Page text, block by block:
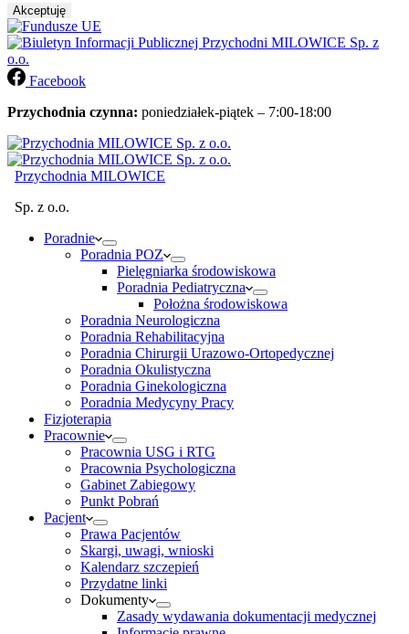
Akceptuję
Facebook
Przychodnia czynna: poniedziałek-piątek – 7:00-18:00
Przychodnia MILOWICE
Sp. z o.o.
Poradnie
Poradnia POZ
Pielęgniarka środowiskowa
Poradnia Pediatryczna
Położna środowiskowa
Poradnia Neurologiczna
Poradnia Rehabilitacyjna
Poradnia Chirurgii Urazowo-Ortopedycznej
Poradnia Okulistyczna
Poradnia Ginekologiczna
Poradnia Medycyny Pracy
Fizjoterapia
Pracownie
Pracownia USG i RTG
Pracownia Psychologiczna
Gabinet Zabiegowy
Punkt Pobrań
Pacjent
Prawa Pacjentów
Skargi, uwagi, wnioski
Kalendarz szczepień
Przydatne linki
Dokumenty
Zasady wydawania dokumentacji medycznej